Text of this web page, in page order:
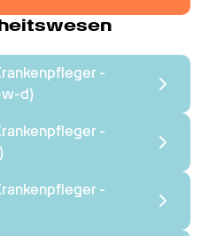
-
d)
-
-